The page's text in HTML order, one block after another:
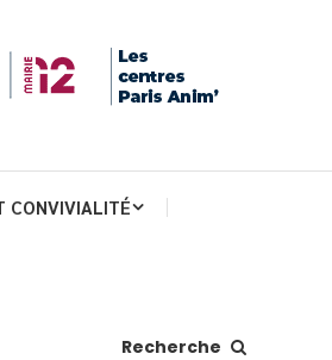
CONVIVIALITÉ
Recherche